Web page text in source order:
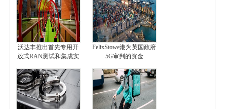
沃达丰推出首先专用开
放式RAN测试和集成实
FelixStowe港为英国政府
5G审判的资金